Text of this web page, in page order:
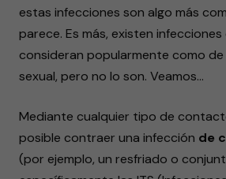
estas infecciones son algo más
parece. Es más, existen infecciones
consideran popularmente como
sexual, pero no lo son. Veamos…
Mediante cualquier tipo de
posible contraer una infección de
(por ejemplo, un resfriado o